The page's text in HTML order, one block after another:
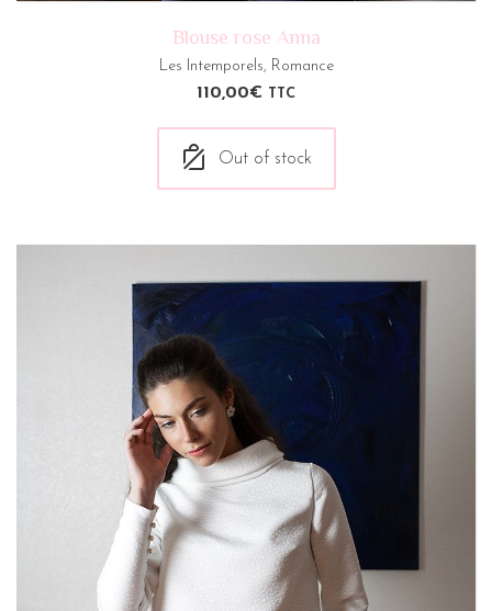
Blouse rose Anna
Les Intemporels, Romance
110,00€ TTC
Out of stock